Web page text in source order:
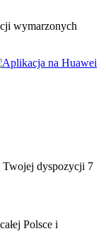
wymarzonych
Twojej dyspozycji 7
Polsce i